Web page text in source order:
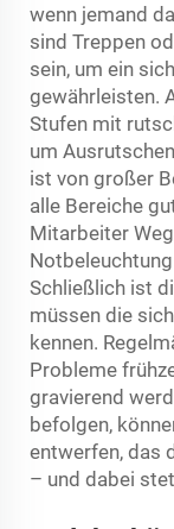
wenn jemand
sind Treppen
sein, um ein
gewährleisten.
Stufen mit
um
ist von großer
alle Bereiche
Mitarbeiter
Schließlich ist
müssen die
kennen.
Probleme
gravierend
befolgen,
entwerfen, das
– und dabei